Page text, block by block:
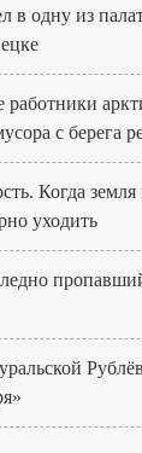
в одну из
с берега
Когда
уходить